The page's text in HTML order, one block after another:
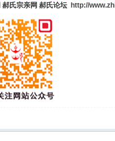
郝氏宗亲网 郝氏论坛 http://